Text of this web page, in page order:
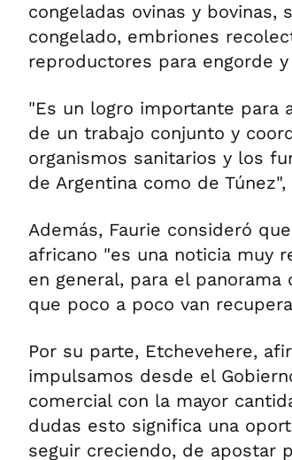
congeladas ovinas y bovinas,
congelado, embriones
reproductores para engorde
"Es un logro importante para
de un trabajo conjunto y
organismos sanitarios y los
de Argentina como de
Además, Faurie consideró
africano "es una noticia muy
en general, para el
que poco a poco van
Por su parte, Etchevehere,
impulsamos desde el
comercial con la mayor
dudas esto significa una
seguir creciendo, de apostar